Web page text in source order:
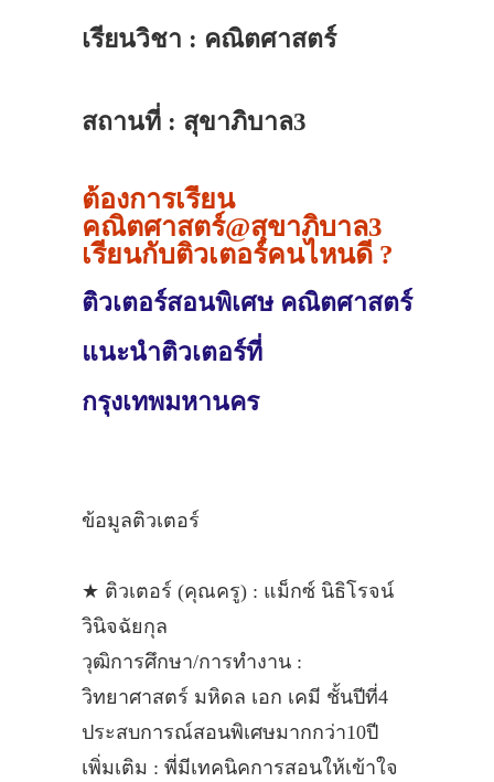
เรียนวิชา : คณิตศาสตร์
สถานที่ : สุขาภิบาล3
ต้องการเรียน
คณิตศาสตร์@สุขาภิบาล3
เรียนกับติวเตอร์คนไหนดี ?
ติวเตอร์สอนพิเศษ คณิตศาสตร์
แนะนำติวเตอร์ที่
กรุงเทพมหานคร
ข้อมูลติวเตอร์
★ ติวเตอร์ (คุณครู) : แม็กซ์ นิธิโรจน์
วินิจฉัยกุล
วุฒิการศึกษา/การทำงาน :
วิทยาศาสตร์ มหิดล เอก เคมี ชั้นปีที่4
ประสบการณ์สอนพิเศษมากกว่า10ปี
เพิ่มเติม : พี่มีเทคนิคการสอนให้เข้าใจ